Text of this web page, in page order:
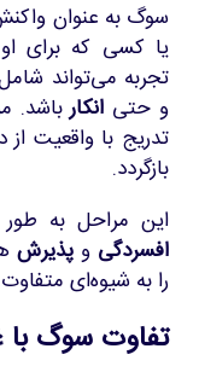
سوگ به عنوان
یا کسی که برای
تجربه می‌تواند
و حتی انکارباشد.
تدریج با واقعیت
بازگردد.
این مراحل به
افسردگی وپذیرش
را به شیوه‌ای
تفاوت سوگ با